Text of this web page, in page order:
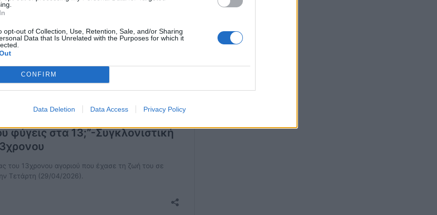
opt-out of Collection, Use, Retention, Sale, and/or Sharing
Data that Is Unrelated with the Purposes for which it
CONFIRM
Data Deletion Data Access Privacy Policy